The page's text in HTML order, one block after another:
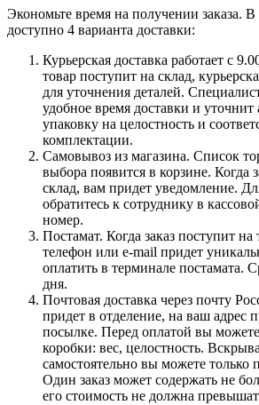
Экономьте время на получении заказа. В
доступно 4 варианта доставки:
Курьерская доставка работает с
товар поступит на склад,
для уточнения деталей.
удобное время доставки и
упаковку на целостность и
комплектации.
Самовывоз из магазина. Список
выбора появится в корзине. Когда
склад, вам придет уведомление.
обратитесь к сотруднику в
номер.
Постамат. Когда заказ поступит на
телефон или e-mail придет
оплатить в терминале постамата.
дня.
Почтовая доставка через почту
придет в отделение, на ваш адрес
посылке. Перед оплатой вы
коробки: вес, целостность.
самостоятельно вы можете только
Один заказ может содержать не
его стоимость не должна